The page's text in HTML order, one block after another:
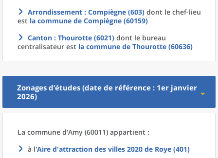
Arrondissement : Compiègne (603) dont le chef-lieu
est la commune de Compiègne (60159)
Canton : Thourotte (6021) dont le bureau
centralisateur est la commune de Thourotte (60636)
Zonages d’études (date de référence : 1er janvier
2026)
La commune d'Amy (60011) appartient :
à l'Aire d'attraction des villes 2020 de Roye (401)